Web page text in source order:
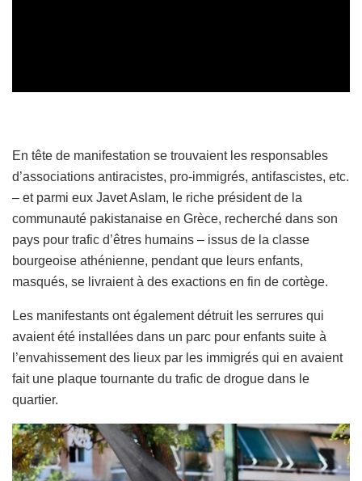
En tête de manifestation se trouvaient les responsables
d’associations antiracistes, pro-immigrés, antifascistes, etc.
– et parmi eux Javet Aslam, le riche président de la
communauté pakistanaise en Grèce, recherché dans son
pays pour trafic d’êtres humains – issus de la classe
bourgeoise athénienne, pendant que leurs enfants,
masqués, se livraient à des exactions en fin de cortège.
Les manifestants ont également détruit les serrures qui
avaient été installées dans un parc pour enfants suite à
l’envahissement des lieux par les immigrés qui en avaient
fait une plaque tournante du trafic de drogue dans le
quartier.